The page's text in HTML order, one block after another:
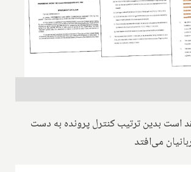
است بدین ترتیب کنترل پرونده به دست
می‌افتد